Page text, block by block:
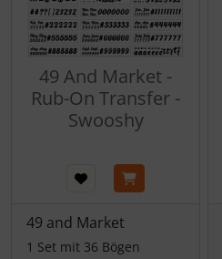
49 And Market -
Rub-On Transfer -
Swooshy
49 and Market
1 Set mit 36 Bögen